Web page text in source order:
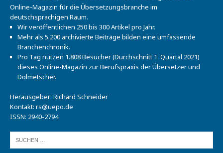
Online-Magazin für die Übersetzungsbranche im
deutschsprachigen Raum.
Wir veröffentlichen 250 bis 300 Artikel pro Jahr.
Mehr als 5.200 archivierte Beiträge bilden eine umfassende
Branchenchronik.
Pro Tag nutzen 1.808 Besucher (Durchschnitt 1. Quartal 2021)
dieses Online-Magazin zur Berufspraxis der Übersetzer und
Dolmetscher.
Herausgeber: Richard Schneider
Kontakt: rs@uepo.de
ISSN: 2940-2794